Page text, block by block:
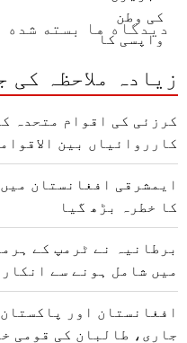
دیدگاه ها بسته شده
زیادہ ملاحظہ
کرزئی کی اقوام متحدہ
کارروائیاں بین
ایمشرقی افغانستان
کا خطرہ بڑھ گیا
برطانیہ نے ٹرمپ کے
میں شامل ہونے سے انکار
افغانستان اور
جاری، طالبان کی قومی